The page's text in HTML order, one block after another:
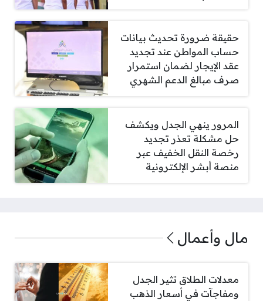
حقيقة ضرورة تحديث بيانات
حساب المواطن عند تجديد
عقد الإيجار لضمان استمرار
صرف مبالغ الدعم الشهري
المرور ينهي الجدل ويكشف
حل مشكلة تعذر تجديد
رخصة النقل الخفيف عبر
منصة أبشر الإلكترونية
مال وأعمال
معدلات الطلاق تثير الجدل
ومفاجآت في أسعار الذهب